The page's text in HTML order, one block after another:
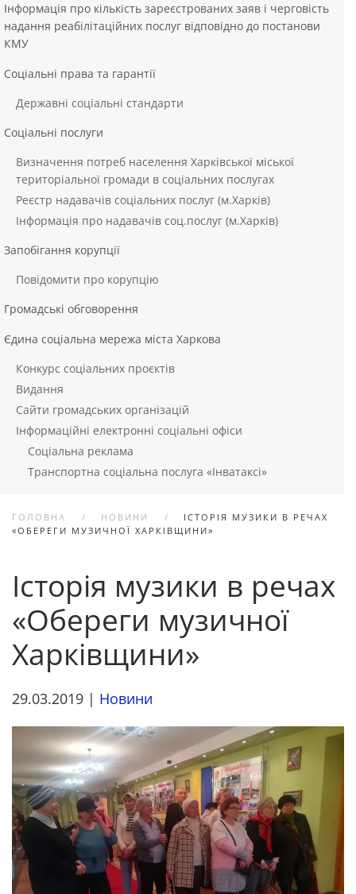
Інформація про кількість зареєстрованих заяв і черговість
надання реабілітаційних послуг відповідно до постанови
КМУ
Соціальні права та гарантії
Державні соціальні стандарти
Соціальні послуги
Визначення потреб населення Харківської міської
територіальної громади в соціальних послугах
Реєстр надавачів соціальних послуг (м.Харків)
Інформація про надавачів соц.послуг (м.Харків)
Запобігання корупції
Повідомити про корупцію
Громадські обговорення
Єдина соціальна мережа міста Харкова
Конкурс соціальних проєктів
Видання
Сайти громадських організацій
Інформаційні електронні соціальні офіси
Соціальна реклама
Транспортна соціальна послуга «Інватаксі»
ГОЛОВНА НОВИНИ
ІСТОРІЯ МУЗИКИ В РЕЧАХ
«ОБЕРЕГИ МУЗИЧНОЇ ХАРКІВЩИНИ»
Історія музики в речах
«Обереги музичної
Харківщини»
29.03.2019 | Новини